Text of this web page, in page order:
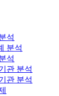
석
분석
석
관 분석
관 분석